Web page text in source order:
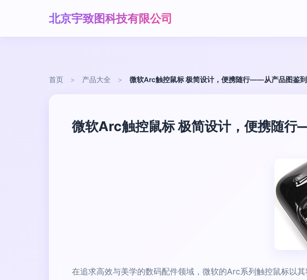
北京宇致图科技有限公司
首页 > 产品大全 > 微软Arc触控鼠标 极简设计，便携随行——从产品图鉴
微软Arc触控鼠标 极简设计，便携随
在追求高效与美学的数码配件领域，微软的Arc系列触控鼠标以